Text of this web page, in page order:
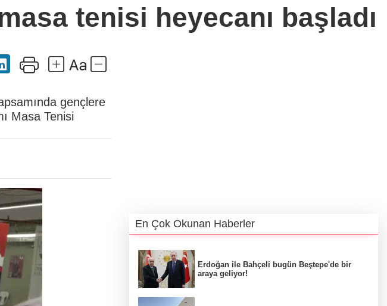
tenisi heyecanı başladı
gençlere
Masa Tenisi
En Çok Okunan Haberler
Erdoğan ile Bahçeli bugün Beştepe'de bir
araya geliyor!